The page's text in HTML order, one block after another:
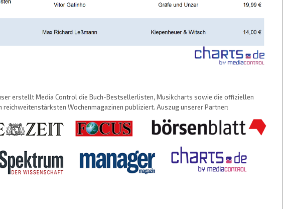
erstellt Media Control die Buch-Bestsellerlisten, Musikcharts sowie die offiziellen
reichweitenstärksten Wochenmagazinen publiziert. Auszug unserer Partner: